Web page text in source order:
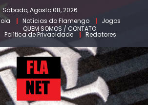
Sábado, Agosto 08, 2026
Notícias do Flamengo
Jogos
QUEM SOMOS / CONTATO
Política de Privacidade Redatores